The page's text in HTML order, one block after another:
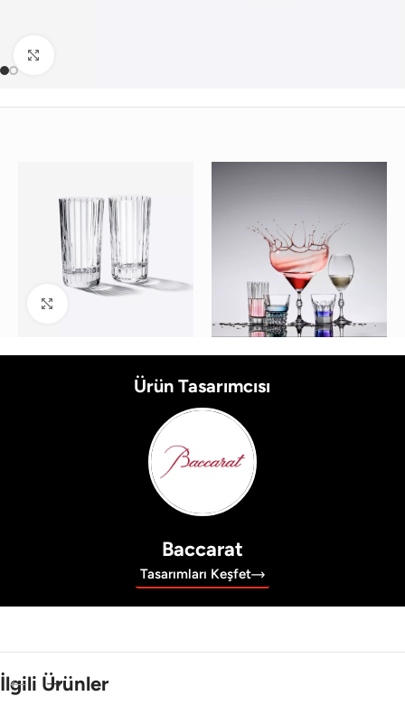
Ürün Tasarımcısı
Baccarat
Tasarımları Keşfet
İlgili Ürünler